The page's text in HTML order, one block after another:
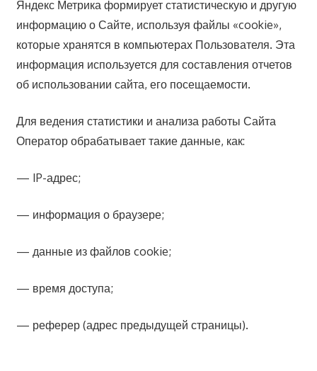
Яндекс Метрика формирует статистическую и другую
информацию о Сайте, используя файлы «cookie»,
которые хранятся в компьютерах Пользователя. Эта
информация используется для составления отчетов
об использовании сайта, его посещаемости.
Для ведения статистики и анализа работы Сайта
Оператор обрабатывает такие данные, как:
— IP-адрес;
— информация о браузере;
— данные из файлов cookie;
— время доступа;
— реферер (адрес предыдущей страницы).